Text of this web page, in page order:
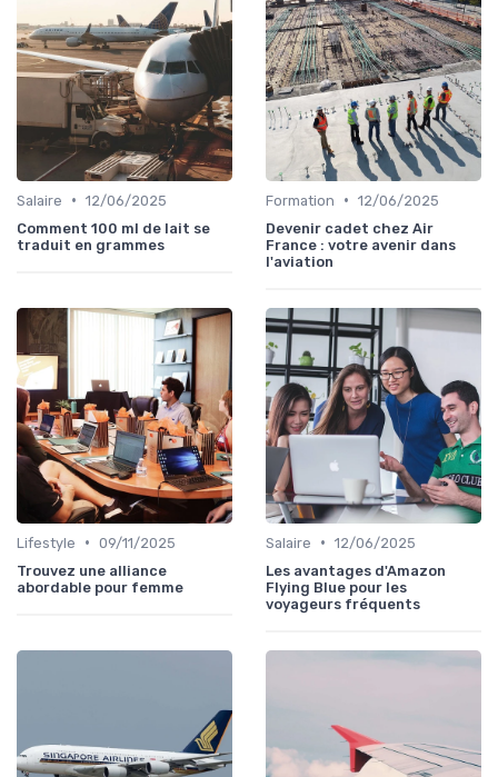
Salaire • 12/06/2025
Comment 100 ml de lait se
traduit en grammes
Formation • 12/06/2025
Devenir cadet chez Air
France : votre avenir dans
l'aviation
Lifestyle • 09/11/2025
Trouvez une alliance
abordable pour femme
Salaire • 12/06/2025
Les avantages d'Amazon
Flying Blue pour les
voyageurs fréquents